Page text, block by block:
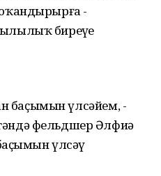
-
биреүҙе
баҫымын үлсәйем, -
фельдшер Әлфиә
үлсәү